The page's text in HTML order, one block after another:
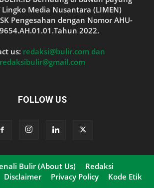
Media Nusantara (LIMEN)
Pengesahan dengan Nomor AHU-
2022.
us: redaksi@bulir.com dan
redaksibulir@gmail.com
FOLLOW US
Bulir (About Us)
Redaksi
Disclaimer Privacy Policy Kode Etik